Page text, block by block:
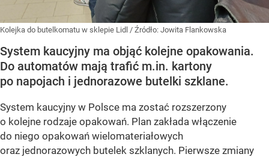
Kolejka do butelkomatu w sklepie Lidl / Źródło: Jowita Flankowska
System kaucyjny ma objąć kolejne opakowania.
Do automatów mają trafić m.in. kartony
po napojach i jednorazowe butelki szklane.
System kaucyjny w Polsce ma zostać rozszerzony
o kolejne rodzaje opakowań. Plan zakłada włączenie
do niego opakowań wielomateriałowych
oraz jednorazowych butelek szklanych. Pierwsze zmiany